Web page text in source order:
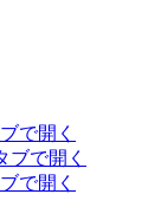
で開く
ブで開く
で開く